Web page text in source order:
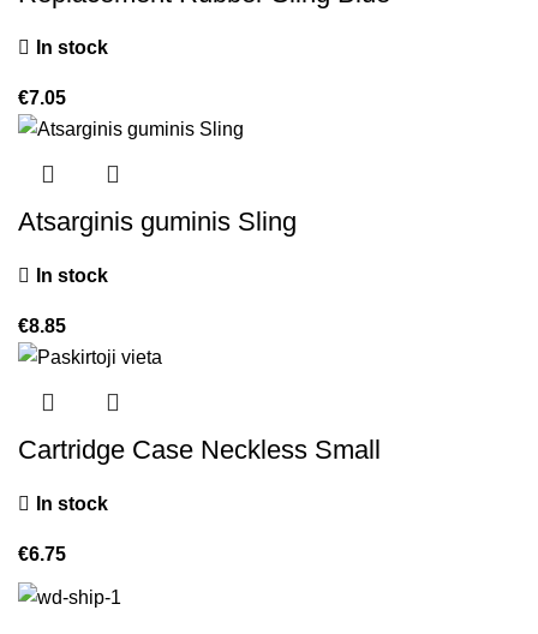
In stock
€7.05
Atsarginis guminis Sling
In stock
€8.85
Cartridge Case Neckless Small
In stock
€6.75